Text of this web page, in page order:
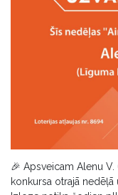
🎉 Apsveicam Alenu
konkursa otrajā nedēļā